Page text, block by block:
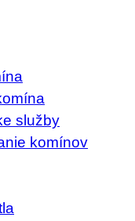
služby
komínov